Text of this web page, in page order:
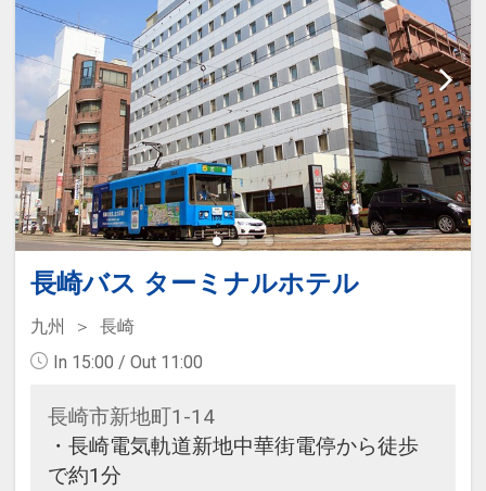
長崎バス ターミナルホテル
九州
長崎
In 15:00 / Out 11:00
長崎市新地町1-14
・長崎電気軌道新地中華街電停から徒歩
で約1分